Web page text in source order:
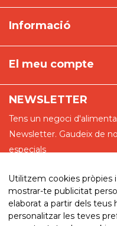
Informació
El meu compte
NEWSLETTER
Tens un negoci
Newsletter. Gaudeix de
especials
He llegit i accepto la
Utilitzem cookies pròpies
mostrar-te publicitat
elaborat a partir dels teus
personalitzar les teves